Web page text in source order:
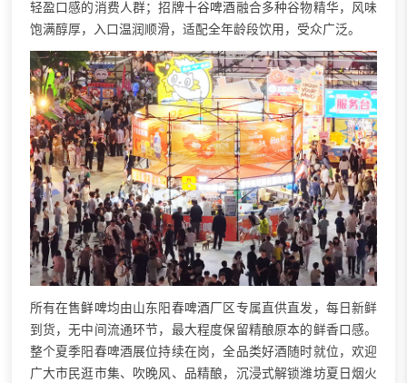
轻盈口感的消费人群；招牌十谷啤酒融合多种谷物精华，风味
饱满醇厚，入口温润顺滑，适配全年龄段饮用，受众广泛。
所有在售鲜啤均由山东阳春啤酒厂区专属直供直发，每日新鲜
到货，无中间流通环节，最大程度保留精酿原本的鲜香口感。
整个夏季阳春啤酒展位持续在岗，全品类好酒随时就位，欢迎
广大市民逛市集、吹晚风、品精酿，沉浸式解锁潍坊夏日烟火